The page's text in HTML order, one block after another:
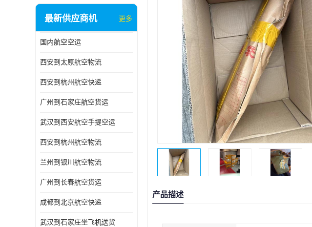
最新供应商机 更多
国内航空空运
西安到太原航空物流
西安到杭州航空快递
广州到石家庄航空货运
武汉到西安航空手提空运
西安到杭州航空物流
兰州到银川航空物流
广州到长春航空货运
成都到北京航空快递
武汉到石家庄坐飞机送货
产品描述